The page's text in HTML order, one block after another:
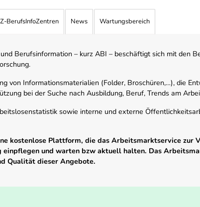
BerufsInfoZentren News Wartungsbereich
Berufsinformation – kurz ABI – beschäftigt sich mit den
von Informationsmaterialien (Folder, Broschüren,…), die
bei der Suche nach Ausbildung, Beruf, Trends am
sowie interne und externe
kostenlose Plattform, die das Arbeitsmarktservice zur
und warten bzw aktuell halten. Das
Qualität dieser Angebote.